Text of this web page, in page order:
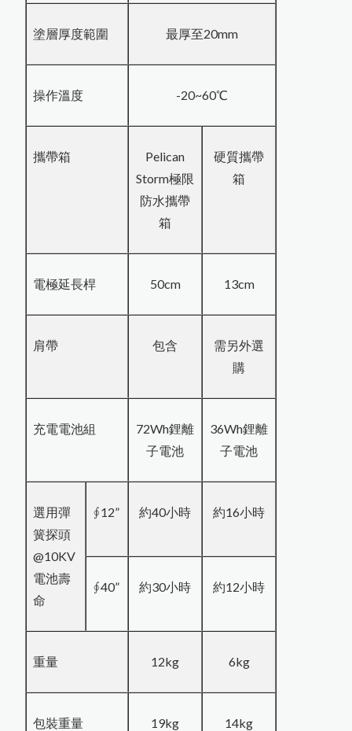
P
o
si
T
e
c
t
o
r
6
0
0
0
F
X
S
X
t
r
e
m
e
耐
高
溫
專
用
膜
厚
計
測
頭
磁
吸
環
式
B
r
e
sl
e
T
e
s
t
金
屬
表
面
含
鹽
量
測
定
X3001數字式附著強度測試儀
P
osi
Test
P
C
非
接
觸
式
粉
體
厚
度
測
定
PosiTector B
HI
電
子
式
巴
可
硬
度
計
PosiTector CMM IS混凝土定點
濕度監測器
KB-230近赤外線NIR水分測定儀
塗層厚度範圍 最厚至20mm
操作溫度 -20~60℃
攜帶箱
Pelican
Storm極限
防水攜帶
箱
硬質攜帶
箱
電極延長桿 50cm 13cm
肩帶 包含
需另外選
購
充電電池組
72Wh鋰離
子電池
36Wh鋰離
子電池
選用彈
簧探頭
@10KV
電池壽
命
∮12” 約40小時 約16小時
∮40” 約30小時 約12小時
重量 12kg 6kg
包裝重量 19kg 14kg